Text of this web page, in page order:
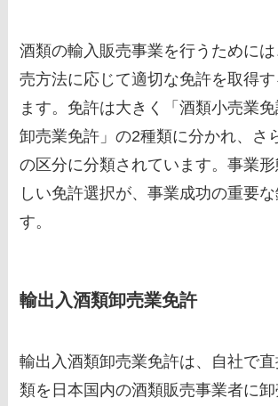
酒類の輸入販売事業を行うために
売方法に応じて適切な免許を取得す
ます。免許は大きく「酒類小売業
卸売業免許」の2種類に分かれ、さ
の区分に分類されています。事業
しい免許選択が、事業成功の重要
す。
輸出入酒類卸売業免許
輸出入酒類卸売業免許は、自社で
類を日本国内の酒類販売事業者に